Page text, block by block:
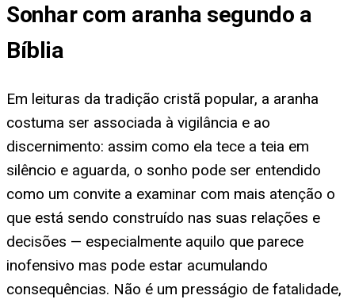
Sonhar com aranha segundo a
Bíblia
Em leituras da tradição cristã popular, a aranha
costuma ser associada à vigilância e ao
discernimento: assim como ela tece a teia em
silêncio e aguarda, o sonho pode ser entendido
como um convite a examinar com mais atenção o
que está sendo construído nas suas relações e
decisões — especialmente aquilo que parece
inofensivo mas pode estar acumulando
consequências. Não é um presságio de fatalidade,